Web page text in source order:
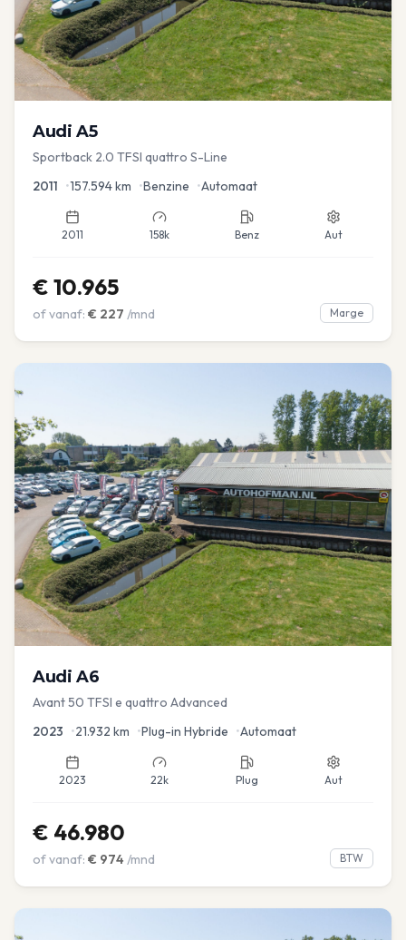
Audi A5
Sportback 2.0 TFSI quattro S-Line
2011 •157.594km •Benzine •Automaat
2011 158k Benz Aut
€ 10.965
of vanaf: € 227 /mnd Marge
Audi A6
Avant 50 TFSI e quattro Advanced
2023 •21.932 km •Plug-in Hybride •Automaat
2023 22k Plug Aut
€ 46.980
of vanaf: € 974 /mnd BTW